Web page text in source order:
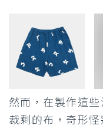
然而，在製作這
裁剩的布，奇形